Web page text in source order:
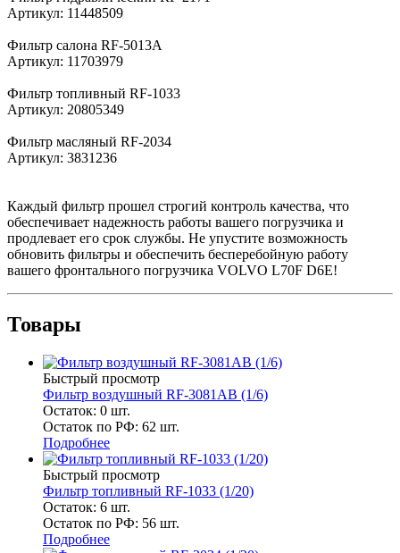
Артикул: 11448509
Фильтр салона RF-5013A
Артикул: 11703979
Фильтр топливный RF-1033
Артикул: 20805349
Фильтр масляный RF-2034
Артикул: 3831236
Каждый фильтр прошел строгий контроль качества, что
обеспечивает надежность работы вашего погрузчика и
продлевает его срок службы. Не упустите возможность
обновить фильтры и обеспечить бесперебойную работу
вашего фронтального погрузчика VOLVO L70F D6E!
Товары
Быстрый просмотр
Фильтр воздушный RF-3081AB (1/6)
Остаток: 0 шт.
Остаток по РФ: 62 шт.
Подробнее
Быстрый просмотр
Фильтр топливный RF-1033 (1/20)
Остаток: 6 шт.
Остаток по РФ: 56 шт.
Подробнее